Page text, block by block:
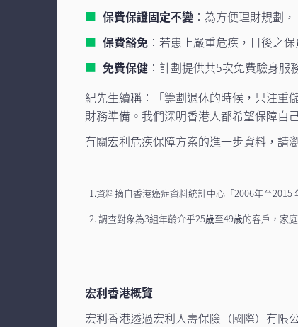
保費保證固定不變 ：為方便理財規劃
保費豁免 ：若患上嚴重危疾，日後之
免費保健 ：計劃提供共5次免費驗身服
紀先生續稱：「籌劃退休的時候，只注重
財務準備。我們深明香港人都希望保障自
有關宏利危疾保障方案的進一步資料，請
1.資料摘自香港癌症資料統計中心「2006年至2015
2. 調查對象為3組年齡介乎25歳至49歳的客戶，家
宏利香港概覽
宏利香港透過宏利人壽保險（國際）有限